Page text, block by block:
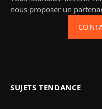
nous proposer un
SUJETS TENDANCE